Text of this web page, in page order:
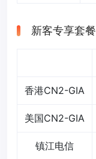
新客专享套餐
香港CN2-GIA
美国CN2-GIA
镇江电信